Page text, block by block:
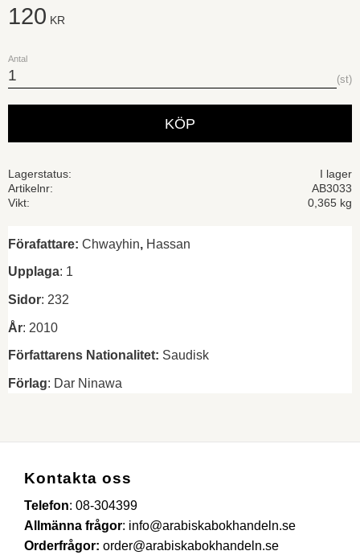
120 KR
Antal
st
KÖP
Lagerstatus
I lager
Artikelnr
AB3033
Vikt
0,365 kg
Förafattare: Chwayhin, Hassan
Upplaga: 1
Sidor: 232
År: 2010
Författarens Nationalitet: Saudisk
Förlag: Dar Ninawa
Kontakta oss
Telefon: 08-304399
Allmänna frågor: info@arabiskabokhandeln.se
Orderfrågor: order@arabiskabokhandeln.se